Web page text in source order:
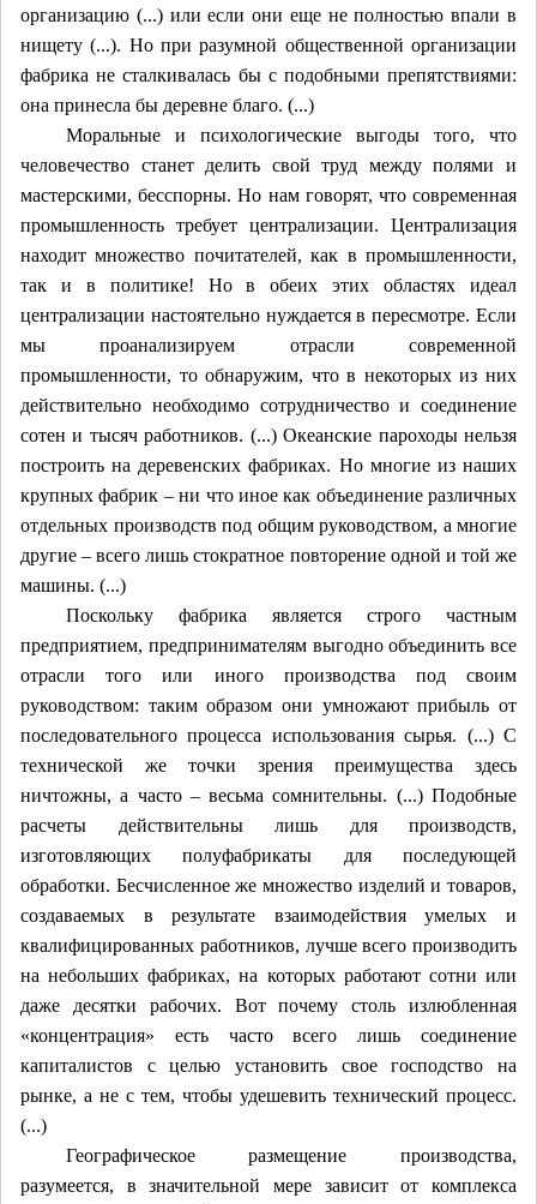
организацию (...) или если они еще не полностью впали в
нищету (...). Но при разумной общественной организации
фабрика не сталкивалась бы с подобными препятствиями:
она принесла бы деревне благо. (...)
Моральные и психологические выгоды того, что
человечество станет делить свой труд между полями и
мастерскими, бесспорны. Но нам говорят, что современная
промышленность требует централизации. Централизация
находит множество почитателей, как в промышленности,
так и в политике! Но в обеих этих областях идеал
централизации настоятельно нуждается в пересмотре. Если
мы проанализируем отрасли современной
промышленности, то обнаружим, что в некоторых из них
действительно необходимо сотрудничество и соединение
сотен и тысяч работников. (...) Океанские пароходы нельзя
построить на деревенских фабриках. Но многие из наших
крупных фабрик – ни что иное как объединение различных
отдельных производств под общим руководством, а многие
другие – всего лишь стократное повторение одной и той же
машины. (...)
Поскольку фабрика является строго частным
предприятием, предпринимателям выгодно объединить все
отрасли того или иного производства под своим
руководством: таким образом они умножают прибыль от
последовательного процесса использования сырья. (...) С
технической же точки зрения преимущества здесь
ничтожны, а часто – весьма сомнительны. (...) Подобные
расчеты действительны лишь для производств,
изготовляющих полуфабрикаты для последующей
обработки. Бесчисленное же множество изделий и товаров,
создаваемых в результате взаимодействия умелых и
квалифицированных работников, лучше всего производить
на небольших фабриках, на которых работают сотни или
даже десятки рабочих. Вот почему столь излюбленная
«концентрация» есть часто всего лишь соединение
капиталистов с целью установить свое господство на
рынке, а не с тем, чтобы удешевить технический процесс.
(...)
Географическое размещение производства,
разумеется, в значительной мере зависит от комплекса